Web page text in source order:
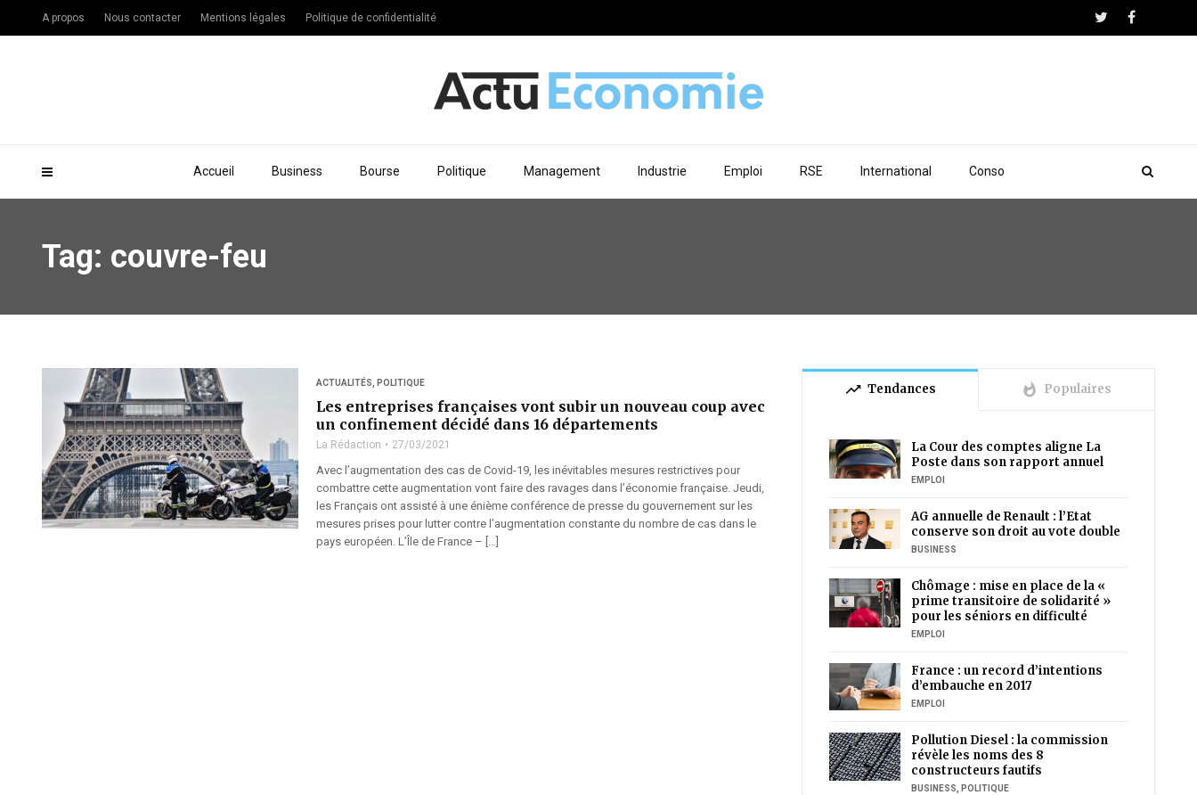
Accueil Business Bourse Politique Management Industrie Emploi RSE International Conso
A propos Nous contacter Mentions légales Politique de confidentialité
Tag: couvre-feu
ACTUALITÉS POLITIQUE
Les entreprises françaises vont subir un nouveau coup avec
un confinement décidé dans 16 départements
La Rédaction 27/03/2021
Avec l’augmentation des cas de Covid-19, les inévitables mesures restrictives pour
combattre cette augmentation vont faire des ravages dans l’économie française. Jeudi,
les Français ont assisté à une énième conférence de presse du gouvernement sur les
mesures prises pour lutter contre l’augmentation constante du nombre de cas dans le
pays européen. L’Île de France – […]
trending_up Tendances whatshot Populaires
La Cour des comptes aligne La
Poste dans son rapport annuel
EMPLOI
AG annuelle de Renault : l’Etat
conserve son droit au vote double
BUSINESS
Chômage : mise en place de la «
prime transitoire de solidarité »
pour les séniors en difficulté
EMPLOI
France : un record d’intentions
d’embauche en 2017
EMPLOI
Pollution Diesel : la commission
révèle les noms des 8
constructeurs fautifs
BUSINESS, POLITIQUE